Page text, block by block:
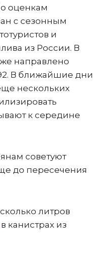
оценкам
с сезонным
и
из России. В
направлено
В ближайшие дни
нескольких
к середине
советуют
до пересечения
литров
в канистрах из